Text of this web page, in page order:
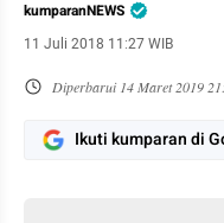
kumparanNEWS
11 Juli 2018 11:27 WIB
Diperbarui 14 Maret 2019
Ikuti kumparan di